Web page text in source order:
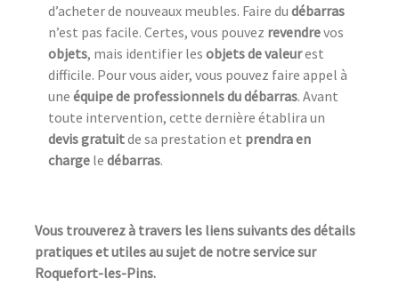
d’acheter de nouveaux meubles. Faire du débarras
n’est pas facile. Certes, vous pouvez revendrevos
objets, mais identifier les objets de valeurest
difficile. Pour vous aider, vous pouvez faire appel à
une équipe de professionnels du débarras. Avant
toute intervention, cette dernière établira un
devis gratuitde sa prestation et prendra en
charge le débarras.
Vous trouverez à travers les liens suivants des détails
pratiques et utiles au sujet de notre service sur
Roquefort-les-Pins.